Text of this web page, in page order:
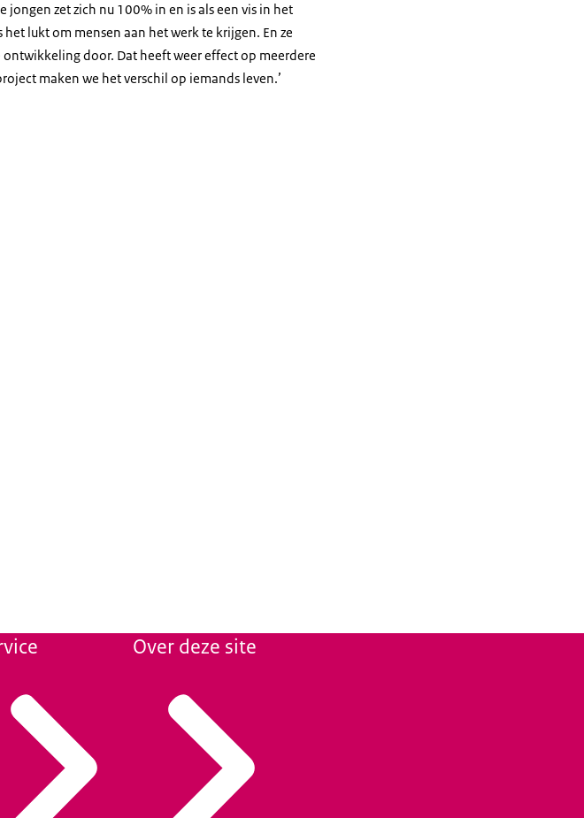
zet zich nu 100% in en is als een vis in het
lukt om mensen aan het werk te krijgen. En ze
door. Dat heeft weer effect op meerdere
maken we het verschil op iemands leven.’
Over deze site